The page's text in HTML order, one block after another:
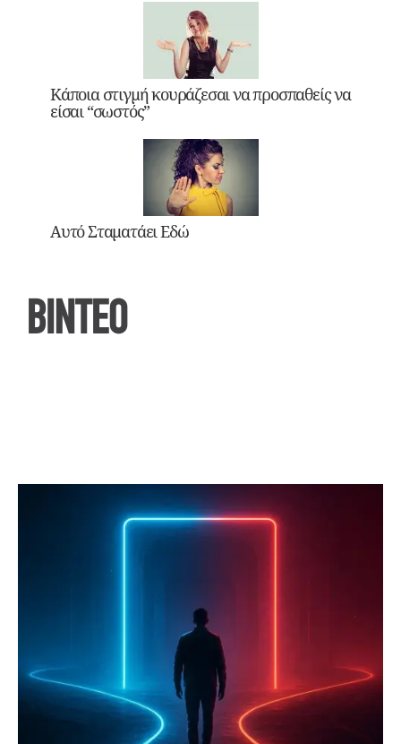
Κάποια στιγμή κουράζεσαι να προσπαθείς να
είσαι “σωστός”
Αυτό Σταματάει Εδώ
ΒΙΝΤΕΟ